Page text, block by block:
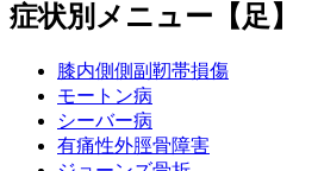
症状別メニュー【足】
膝内側側副靭帯損傷
モートン病
シーバー病
有痛性外脛骨障害